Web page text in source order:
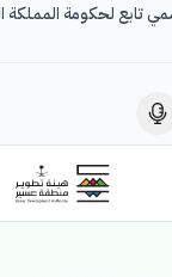
تابع لحكومة المملكة